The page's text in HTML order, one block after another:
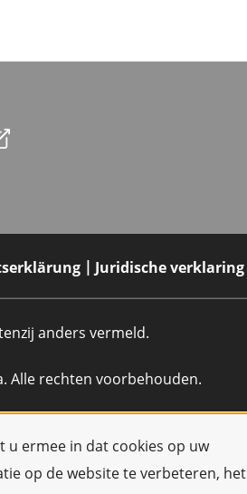
u ermee in dat cookies op uw
op de website te verbeteren, het
Juridische verklaring
anders vermeld.
Alle rechten voorbehouden.